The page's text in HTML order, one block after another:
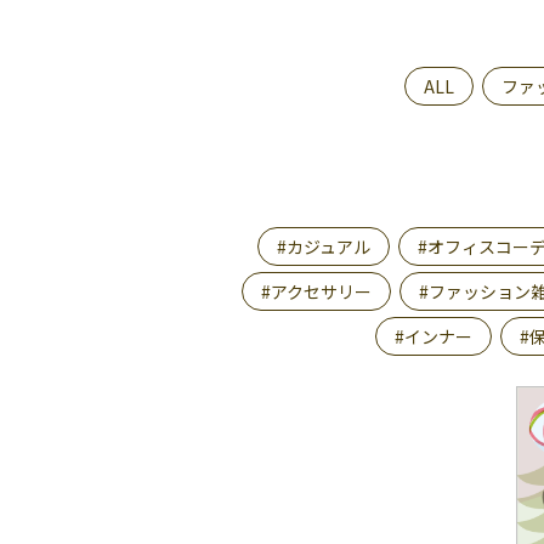
ALL ファ
#カジュアル #オフィスコー
#アクセサリー
#ファッション
#インナー
#